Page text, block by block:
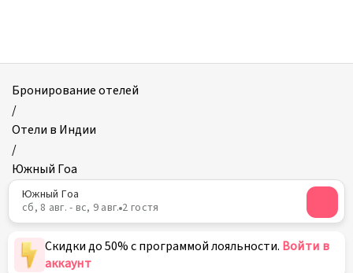
Гоа
Бронирование отелей
/
Отели в Индии
/
Южный Гоа
Южный Гоа
сб, 8 авг. - вс, 9 авг. 2 гостя
Скидки до 50% с программой лояльности. Войти в
аккаунт